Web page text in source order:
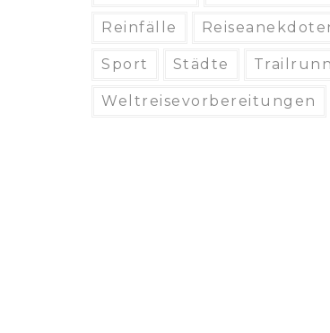
Reinfälle
Sport Städte
Weltreisevorbereitungen